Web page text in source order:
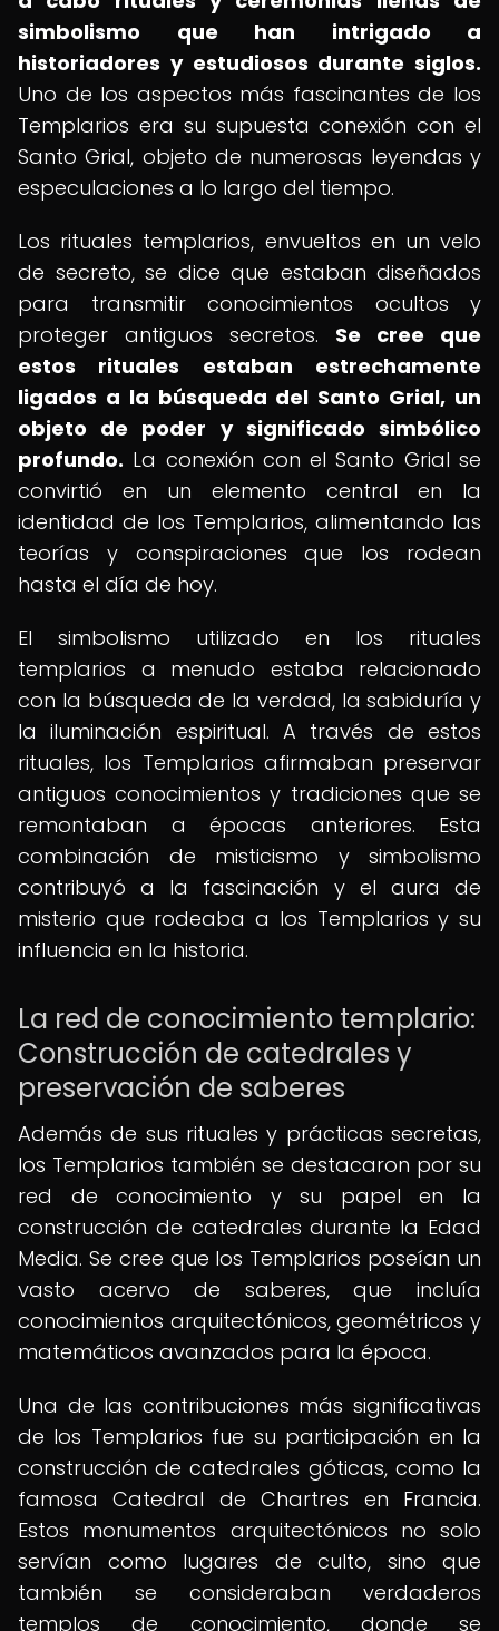
simbolismo que han intrigado a
historiadores y estudiosos durante siglos.
Uno de los aspectos más fascinantes de los
Templarios era su supuesta conexión con el
Santo Grial, objeto de numerosas leyendas y
especulaciones a lo largo del tiempo.
Los rituales templarios, envueltos en un velo
de secreto, se dice que estaban diseñados
para transmitir conocimientos ocultos y
proteger antiguos secretos. Se cree que
estos rituales estaban estrechamente
ligados a la búsqueda del Santo Grial, un
objeto de poder y significado simbólico
profundo. La conexión con el Santo Grial se
convirtió en un elemento central en la
identidad de los Templarios, alimentando las
teorías y conspiraciones que los rodean
hasta el día de hoy.
El simbolismo utilizado en los rituales
templarios a menudo estaba relacionado
con la búsqueda de la verdad, la sabiduría y
la iluminación espiritual. A través de estos
rituales, los Templarios afirmaban preservar
antiguos conocimientos y tradiciones que se
remontaban a épocas anteriores. Esta
combinación de misticismo y simbolismo
contribuyó a la fascinación y el aura de
misterio que rodeaba a los Templarios y su
influencia en la historia.
La red de conocimiento templario:
Construcción de catedrales y
preservación de saberes
Además de sus rituales y prácticas secretas,
los Templarios también se destacaron por su
red de conocimiento y su papel en la
construcción de catedrales durante la Edad
Media. Se cree que los Templarios poseían un
vasto acervo de saberes, que incluía
conocimientos arquitectónicos, geométricos y
matemáticos avanzados para la época.
Una de las contribuciones más significativas
de los Templarios fue su participación en la
construcción de catedrales góticas, como la
famosa Catedral de Chartres en Francia.
Estos monumentos arquitectónicos no solo
servían como lugares de culto, sino que
también se consideraban verdaderos
templos de conocimiento, donde se